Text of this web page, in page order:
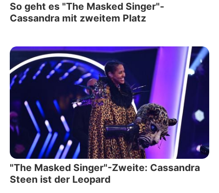
So geht es "The Masked Singer"-
Cassandra mit zweitem Platz
"The Masked Singer"-Zweite: Cassandra
Steen ist der Leopard